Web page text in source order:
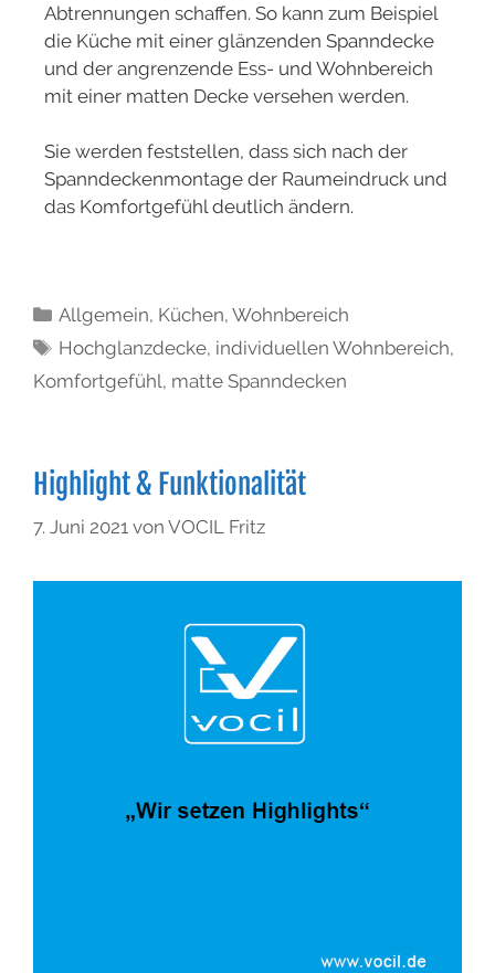
Abtrennungen schaffen. So kann zum Beispiel
die Küche mit einer glänzenden Spanndecke
und der angrenzende Ess- und Wohnbereich
mit einer matten Decke versehen werden.
Sie werden feststellen, dass sich nach der
Spanndeckenmontage der Raumeindruck und
das Komfortgefühl deutlich ändern.
Allgemein, Küchen,Wohnbereich
Hochglanzdecke, individuellen Wohnbereich,
Komfortgefühl, matte Spanndecken
Highlight & Funktionalität
7. Juni 2021 von VOCIL Fritz